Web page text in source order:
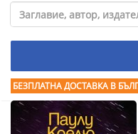
БЕЗПЛАТНА ДОСТАВКА В